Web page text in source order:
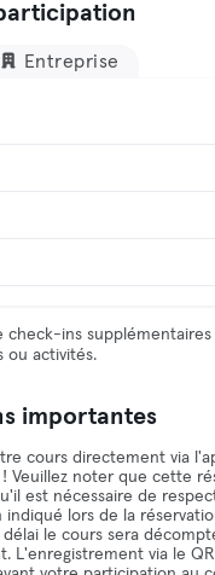
Entreprise
check-ins
ou activités.
importantes
cours directement via
Veuillez noter que cette
est nécessaire de
indiqué lors de la
délai le cours sera
L'enregistrement via le